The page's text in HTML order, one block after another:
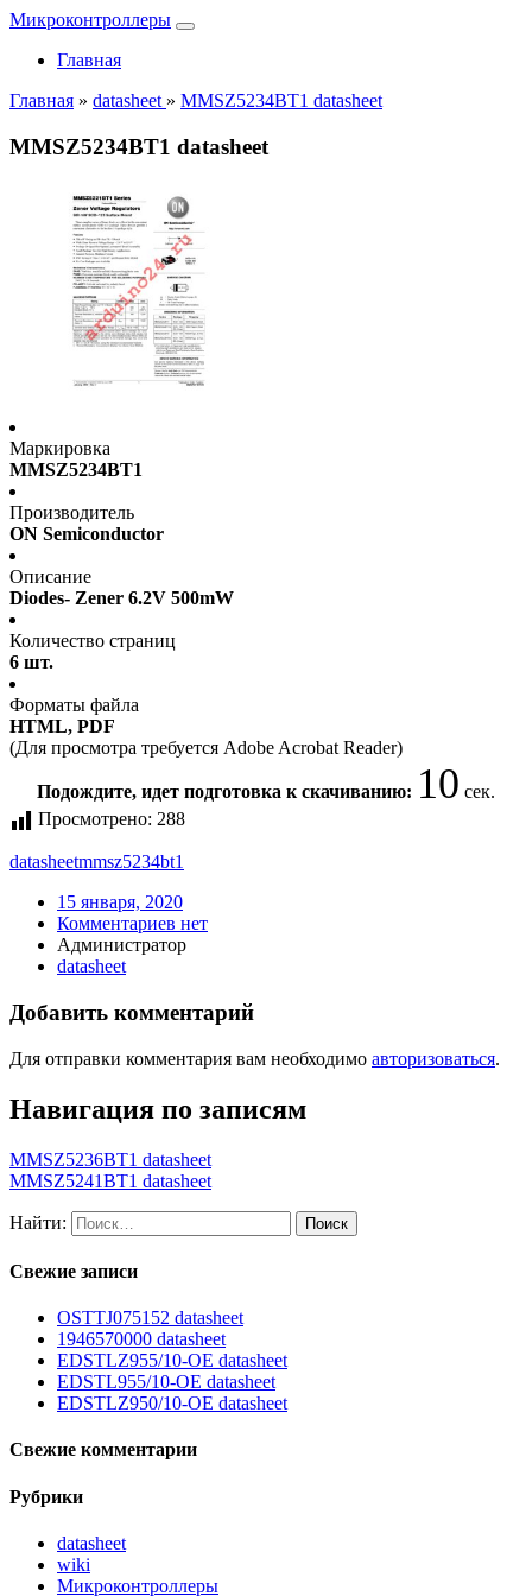
Микроконтроллеры
Главная
Главная » datasheet » MMSZ5234BT1 datasheet
MMSZ5234BT1 datasheet
Маркировка
MMSZ5234BT1
Производитель
ON Semiconductor
Описание
Diodes- Zener 6.2V 500mW
Количество страниц
6 шт.
Форматы файла
HTML, PDF
(Для просмотра требуется Adobe Acrobat Reader)
Подождите, идет подготовка к скачиванию: 10 сек.
Просмотрено: 288
datasheetmmsz5234bt1
15 января, 2020
Комментариев нет
Администратор
datasheet
Добавить комментарий
Для отправки комментария вам необходимо авторизоваться.
Навигация по записям
MMSZ5236BT1 datasheet
MMSZ5241BT1 datasheet
Найти:
Свежие записи
OSTTJ075152 datasheet
1946570000 datasheet
EDSTLZ955/10-OE datasheet
EDSTL955/10-OE datasheet
EDSTLZ950/10-OE datasheet
Свежие комментарии
Рубрики
datasheet
wiki
Микроконтроллеры